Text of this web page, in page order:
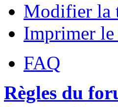
Modifier la
Imprimer le
FAQ
Règles du